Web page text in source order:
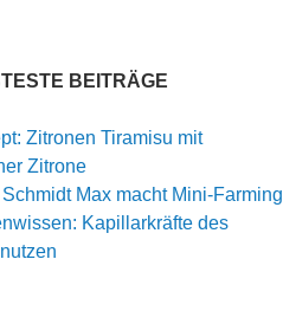
BEITRÄGE
Zitronen Tiramisu mit
Zitrone
Schmidt Max macht Mini-Farming
Kapillarkräfte des